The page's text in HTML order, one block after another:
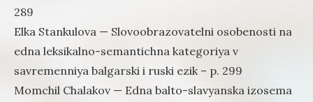
289
Elka Stankulova — Slovoobrazovatelni osobenosti na
edna leksikalno-semantichna kategoriya v
savremenniya balgarski i ruski ezik – p. 299
Momchil Chalakov — Edna balto-slavyanska izosema